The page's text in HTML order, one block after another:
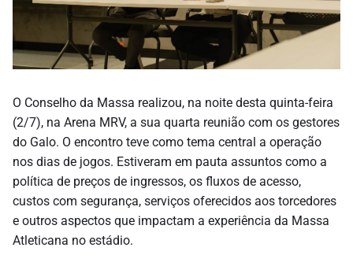
O Conselho da Massa realizou, na noite desta quinta-feira
(2/7), na Arena MRV, a sua quarta reunião com os gestores
do Galo. O encontro teve como tema central a operação
nos dias de jogos. Estiveram em pauta assuntos como a
política de preços de ingressos, os fluxos de acesso,
custos com segurança, serviços oferecidos aos torcedores
e outros aspectos que impactam a experiência da Massa
Atleticana no estádio.